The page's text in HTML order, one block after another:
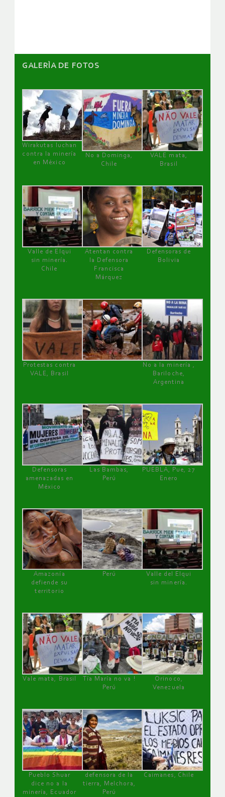
GALERÌA DE FOTOS
Wirakutas luchan
contra la minería
en México
No a Dominga,
Chile
VALE mata,
Brasil
Valle de Elqui
sin minería.
Chile
Atentan contra
la Defensora
Francisca
Márquez
Defensoras de
Bolivia
Protestas contra
VALE, Brasil
No a la minería ,
Bariloche,
Argentina
Defensoras
amenazadas en
México
Las Bambas,
Perú
PUEBLA, Pue, 27
Enero
Amazonía
defiende su
territorio
Perú
Valle del Elqui
sin minería.
Vale mata, Brasil
Tía María no va !
Perú
Orinoco,
Venezuela
Pueblo Shuar
dice no a la
minería, Ecuador
defensora de la
tierra, Melchora,
Perú
Caimanes, Chile